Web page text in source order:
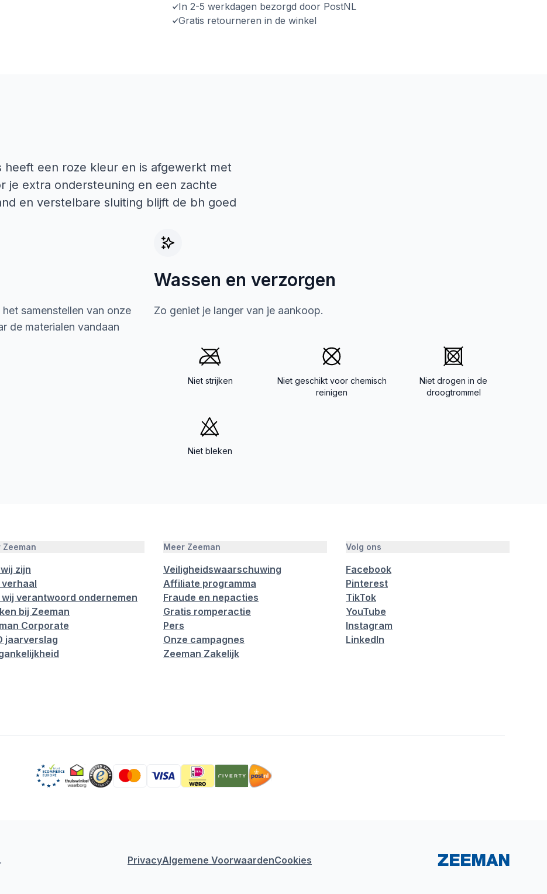
In 2-5 werkdagen bezorgd door PostNL
Gratis retourneren in de winkel
een roze kleur en is afgewerkt met
je extra ondersteuning en een zachte
en verstelbare sluiting blijft de bh goed
samenstellen van onze
de materialen vandaan
Wassen en verzorgen
Zo geniet je langer van je aankoop.
Niet strijken
Niet geschikt voor chemisch
reinigen
Niet drogen in de
droogtrommel
Niet bleken
Zeeman
zijn
verhaal
wij verantwoord ondernemen
bij Zeeman
Corporate
jaarverslag
Meer Zeeman
Veiligheidswaarschuwing
Affiliate programma
Fraude en nepacties
Gratis romperactie
Pers
Onze campagnes
Zeeman Zakelijk
Volg ons
Facebook
Pinterest
TikTok
YouTube
Instagram
LinkedIn
PrivacyAlgemene VoorwaardenCookies